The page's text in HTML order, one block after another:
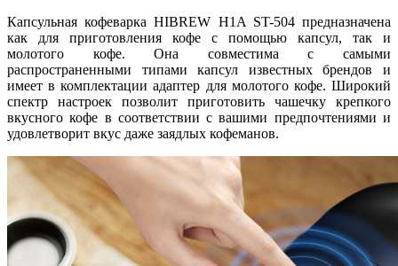
Капсульная кофеварка HIBREW H1A ST-504 предназначена
как для приготовления кофе с помощью капсул, так и
молотого кофе. Она совместима с самыми
распространенными типами капсул известных брендов и
имеет в комплектации адаптер для молотого кофе. Широкий
спектр настроек позволит приготовить чашечку крепкого
вкусного кофе в соответствии с вашими предпочтениями и
удовлетворит вкус даже заядлых кофеманов.